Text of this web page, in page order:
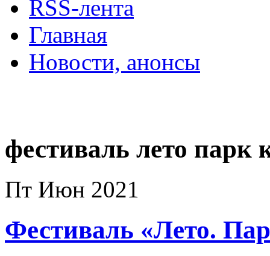
RSS-лента
Главная
Новости, анонсы
фестиваль лето парк
Пт Июн 2021
Фестиваль «Лето.